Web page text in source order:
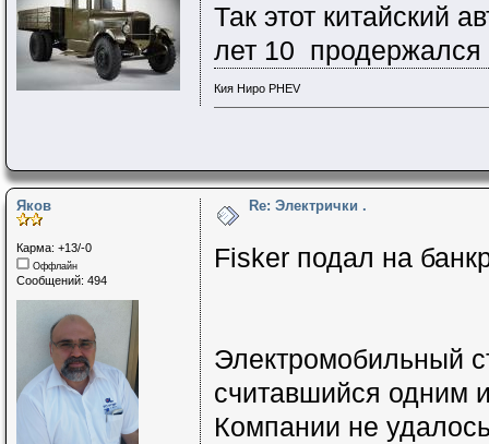
Так этот китайский
лет 10
Кия Ниро PHEV
Яков
Карма: +13/-0
Оффлайн
Сообщений: 494
Re: Электрички .
Fisker подал на
Электромобильный
считавшийся одним
Компании не